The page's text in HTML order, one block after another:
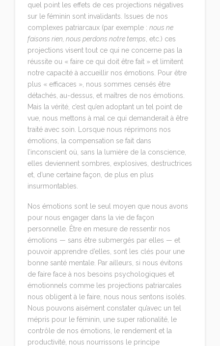
quel point les effets de ces projections négatives
sur le féminin sont invalidants. Issues de nos
complexes patriarcaux (par exemple :nous ne
faisons rien, nous perdons notre temps , etc.) ces
projections visent tout ce qui ne concerne pas la
réussite ou « faire ce qui doit être fait » et limitent
notre capacité à accueillir nos émotions. Pour être
plus « efficaces », nous sommes censés être
détachés, au-dessus, et maîtres de nos émotions.
Mais la vérité, c’est qu’en adoptant un tel point de
vue, nous mettons à mal ce qui demanderait à être
traité avec soin. Lorsque nous réprimons nos
émotions, la compensation se fait dans
l’inconscient où, sans la lumière de la conscience,
elles deviennent sombres, explosives, destructrices
et, d’une certaine façon, de plus en plus
insurmontables.
Nos émotions sont le seul moyen que nous avons
pour nous engager dans la vie de façon
personnelle. Être en mesure de ressentir nos
émotions — sans être submergés par elles — et
pouvoir apprendre d’elles, sont les clés pour une
bonne santé mentale. Par ailleurs, si nous évitons
de faire face à nos besoins psychologiques et
émotionnels comme les projections patriarcales
nous obligent à le faire, nous nous sentons isolés.
Nous pouvons aisément constater qu’avec un tel
mépris pour le féminin, une super rationalité, le
contrôle de nos émotions, le rendement et la
productivité, nous nourrissons le principe